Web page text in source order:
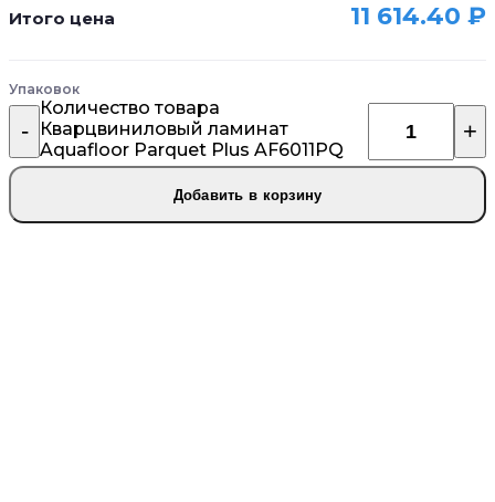
Итого цена 11 614.40 ₽
Упаковок
Количество товара
Кварцвиниловый ламинат
Aquafloor Parquet Plus AF6011PQ
Добавить в корзину